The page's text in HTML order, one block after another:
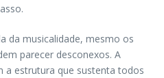
da musicalidade, mesmo os
parecer desconexos. A
a estrutura que sustenta todos